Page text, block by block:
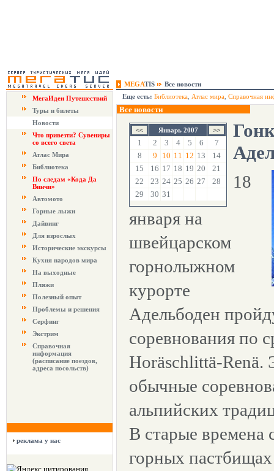
MEGATIS
Все новости
МегаИдеи Путешествий
Туры и билеты
Новости
Что привезти? Сувениры
со всего света
Атлас Мира
Библиотека
По следам «Кода Да
Винчи»
Автомото
Горные лыжи
Дайвинг
Для взрослых
Исторические экскурсы
Кухня народов мира
На выходные
Пляжи
Полезный опыт
Проблемы и решения
Серфинг
Экстрим
Справочная
информация
(расписание поездов,
адреса посольств)
реклама у нас
Еще есть: Библиотека Атлас мира Справочная
Все новости
Январь 2007
1 2 3 4 5 6
7
8
9 10 11 12 13
14
15
16 17 18 19 20
21
22
23 24 25 26 27
28
29
30 31
18
января на
швейцарском
горнолыжном
курорте
Адельбоден
соревнования по
Horäschlittä-Renä.
обычные
альпийских
В старые времена
горных